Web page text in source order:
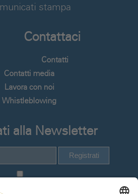
stampa
Contattaci
Contatti
Contatti media
Lavora con noi
Whistleblowing
alla Newsletter
Registrati